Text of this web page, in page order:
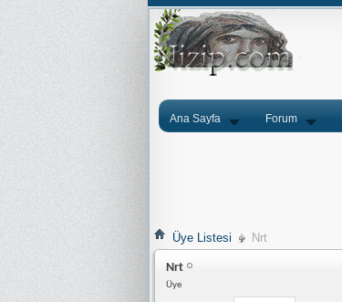
Ana Sayfa Forum
Üye Listesi Nrt
Nrt
Üye